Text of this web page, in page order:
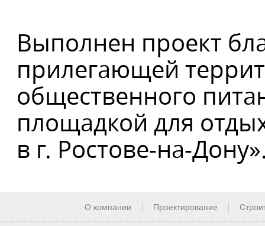
Выполнен проект
прилегающей
общественного
площадкой для
в г. Ростове-на-
О компании Проектирование